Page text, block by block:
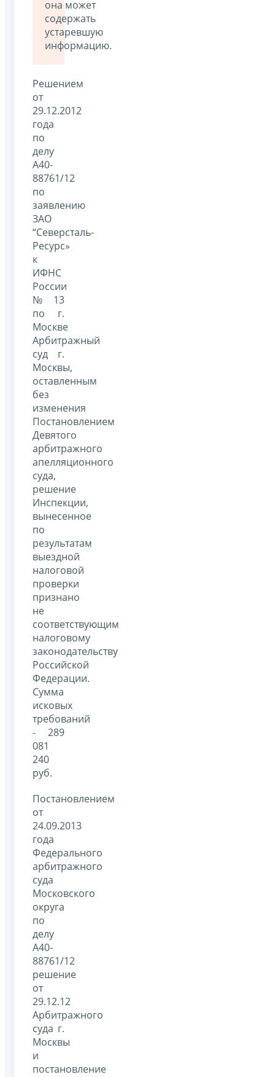
она может
содержать
устаревшую
информацию.
Решением
от
29.12.2012
года
по
делу
А40-
88761/12
по
заявлению
ЗАО
“Северсталь-
Ресурс»
к
ИФНС
России
№ 13
по г.
Москве
Арбитражный
суд г.
Москвы,
оставленным
без
изменения
Постановлением
Девятого
арбитражного
апелляционного
суда,
решение
Инспекции,
вынесенное
по
результатам
выездной
налоговой
проверки
признано
не
соответствующим
налоговому
законодательству
Российской
Федерации.
Сумма
исковых
требований
- 289
081
240
руб.
Постановлением
от
24.09.2013
года
Федерального
арбитражного
суда
Московского
округа
по
делу
А40-
88761/12
решение
от
29.12.12
Арбитражного
суда г.
Москвы
и
постановление